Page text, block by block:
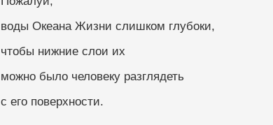
воды Океана Жизни слишком глубоки,
чтобы нижние слои их
можно было человеку разглядеть
с его поверхности.